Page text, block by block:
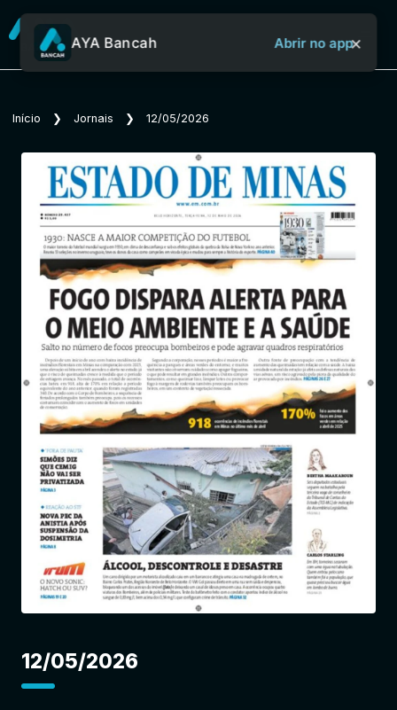
Sobre o Aya Bancah
Início
Revistas
Jornais
Notícias
Entrar
AYA Bancah Abrir no app×
Início ❯ Jornais ❯ 12/05/2026
12/05/2026